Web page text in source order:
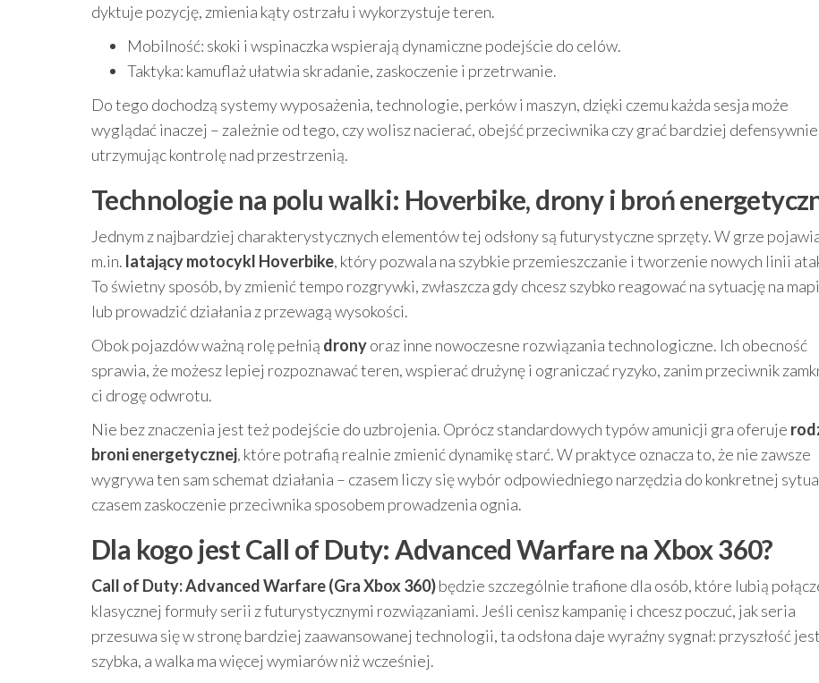
dyktuje pozycję, zmienia kąty ostrzału i wykorzystuje teren.
Mobilność: skoki i wspinaczka wspierają dynamiczne podejście do celów.
Taktyka: kamuflaż ułatwia skradanie, zaskoczenie i przetrwanie.
Do tego dochodzą systemy wyposażenia, technologie, perków i maszyn, dzięki czemu każda sesja może
wyglądać inaczej – zależnie od tego, czy wolisz nacierać, obejść przeciwnika czy grać bardziej
utrzymując kontrolę nad przestrzenią.
Technologie na polu walki: Hoverbike, drony i broń
Jednym z najbardziej charakterystycznych elementów tej odsłony są futurystyczne sprzęty. W grze
m.in. latający motocykl Hoverbike, który pozwala na szybkie przemieszczanie i tworzenie nowych linii
To świetny sposób, by zmienić tempo rozgrywki, zwłaszcza gdy chcesz szybko reagować na sytuację na
lub prowadzić działania z przewagą wysokości.
Obok pojazdów ważną rolę pełnią dronyoraz inne nowoczesne rozwiązania technologiczne. Ich obecność
sprawia, że możesz lepiej rozpoznawać teren, wspierać drużynę i ograniczać ryzyko, zanim przeciwnik
ci drogę odwrotu.
Nie bez znaczenia jest też podejście do uzbrojenia. Oprócz standardowych typów amunicji gra oferuje
broni energetycznej, które potrafią realnie zmienić dynamikę starć. W praktyce oznacza to, że nie zawsze
wygrywa ten sam schemat działania – czasem liczy się wybór odpowiedniego narzędzia do konkretnej
czasem zaskoczenie przeciwnika sposobem prowadzenia ognia.
Dla kogo jest Call of Duty: Advanced Warfare na Xbox 360?
Call of Duty: Advanced Warfare (Gra Xbox 360)będzie szczególnie trafione dla osób, które lubią
klasycznej formuły serii z futurystycznymi rozwiązaniami. Jeśli cenisz kampanię i chcesz poczuć, jak seria
przesuwa się w stronę bardziej zaawansowanej technologii, ta odsłona daje wyraźny sygnał: przyszłość jest
szybka, a walka ma więcej wymiarów niż wcześniej.